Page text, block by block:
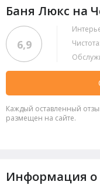
Баня Люкс на
6,9 Чистота:
Каждый оставленный
размещен на сайте.
Информация о